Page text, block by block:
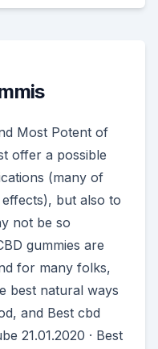
Most Potent of
offer a possible
(many of
but also to
not be so
gummies are
for many folks,
best natural ways
and Best cbd
21.01.2020 · Best